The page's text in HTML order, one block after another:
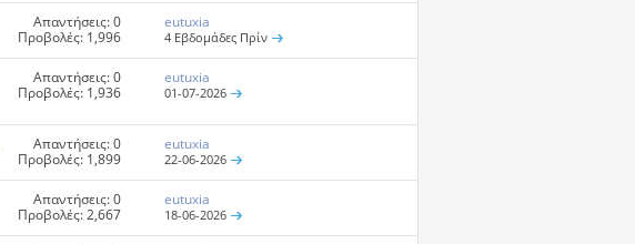
Απαντήσεις: 0
Προβολές: 1,996
eutuxia
4 Εβδομάδες Πρίν
Απαντήσεις: 0
Προβολές: 1,936
eutuxia
01-07-2026
Απαντήσεις: 0
Προβολές: 1,899
eutuxia
22-06-2026
Απαντήσεις: 0
Προβολές: 2,667
eutuxia
18-06-2026